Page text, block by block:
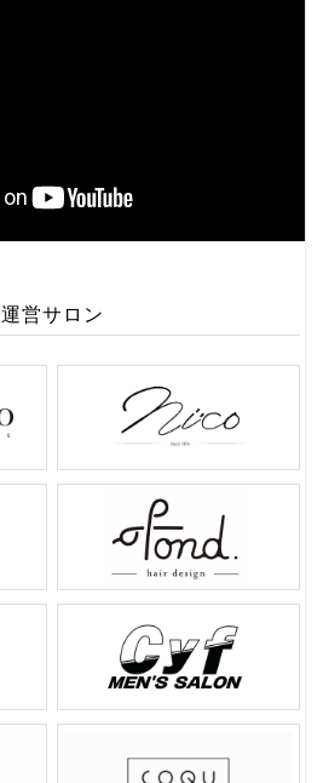
運営サロン